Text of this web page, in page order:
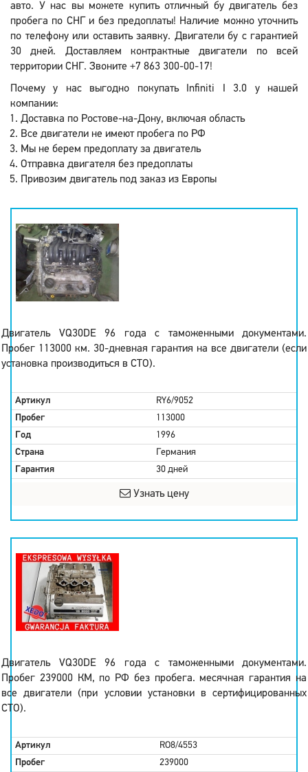
авто. У нас вы можете купить отличный бу двигатель без
пробега по СНГ и без предоплаты! Наличие можно уточнить
по телефону или оставить заявку. Двигатели бу с гарантией
30 дней. Доставляем контрактные двигатели по всей
территории СНГ. Звоните +7 863 300-00-17!
Почему у нас выгодно покупать Infiniti I 3.0 у нашей
компании:
Доставка по Ростове-на-Дону, включая область
Все двигатели не имеют пробега по РФ
Мы не берем предоплату за двигатель
Отправка двигателя без предоплаты
Привозим двигатель под заказ из Европы
Двигатель VQ30DE 96 года с таможенными документами.
Пробег 113000 км. 30-дневная гарантия на все двигатели (если
установка производиться в СТО).
Артикул
RY6/9052
Пробег
113000
Год
1996
Страна
Германия
Гарантия
30 дней
Узнать цену
Двигатель VQ30DE 96 года с таможенными документами.
Пробег 239000 КМ, по РФ без пробега. месячная гарантия на
все двигатели (при условии установки в сертифицированных
СТО).
Артикул
RO8/4553
Пробег
239000